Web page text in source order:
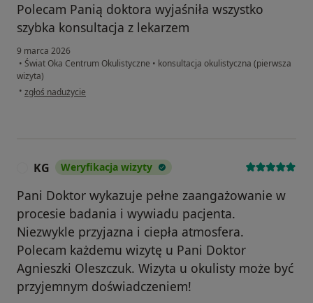
Polecam Panią doktora wyjaśniła wszystko
szybka konsultacja z lekarzem
9 marca 2026
• Świat Oka Centrum Okulistyczne • konsultacja okulistyczna (pierwsza
wizyta)
• w opinii użytkownika Anna
zgłoś nadużycie
KG Weryfikacja wizyty
Pani Doktor wykazuje pełne zaangażowanie w
procesie badania i wywiadu pacjenta.
Niezwykle przyjazna i ciepła atmosfera.
Polecam każdemu wizytę u Pani Doktor
Agnieszki Oleszczuk. Wizyta u okulisty może być
przyjemnym doświadczeniem!